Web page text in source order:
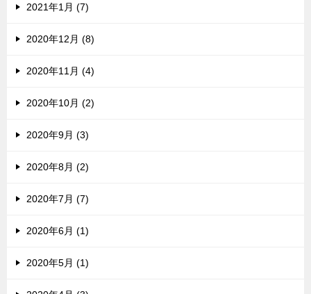
2021年1月 (7)
2020年12月 (8)
2020年11月 (4)
2020年10月 (2)
2020年9月 (3)
2020年8月 (2)
2020年7月 (7)
2020年6月 (1)
2020年5月 (1)